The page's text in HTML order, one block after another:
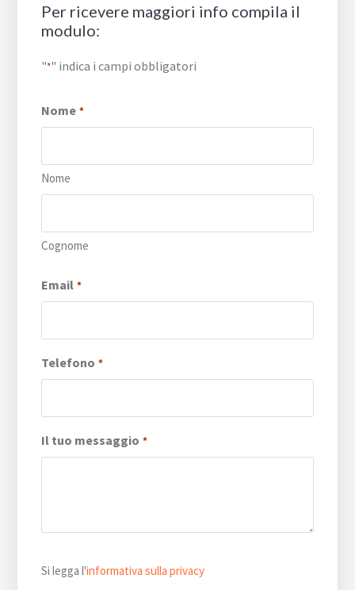
Per ricevere maggiori info compila il
modulo:
"*" indica i campi obbligatori
Nome *
Nome
Cognome
Email *
Telefono *
Il tuo messaggio *
legga
Si legga l'informativa sulla privacy